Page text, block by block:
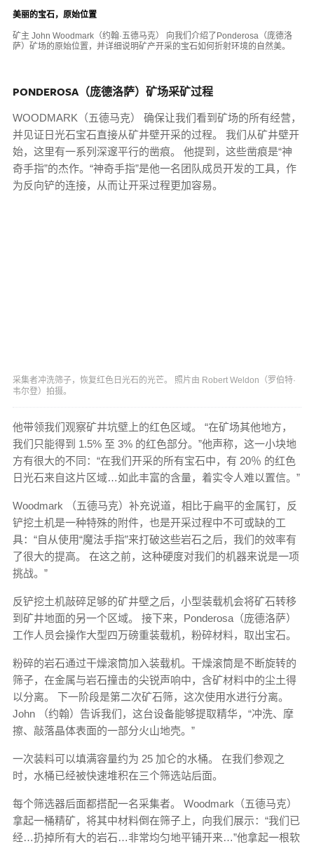
美丽的宝石，原始位置
矿主 John Woodmark（约翰·五德马克） 向我们介绍了Ponderosa（庞德洛
萨）矿场的原始位置，并详细说明矿产开采的宝石如何折射环境的自然美。
PONDEROSA（庞德洛萨）矿场采矿过程
WOODMARK（五德马克） 确保让我们看到矿场的所有经营，
并见证日光石宝石直接从矿井壁开采的过程。 我们从矿井壁开
始，这里有一系列深邃平行的凿痕。 他提到，这些凿痕是“神
奇手指”的杰作。“神奇手指”是他一名团队成员开发的工具，作
为反向铲的连接，从而让开采过程更加容易。
采集者冲洗筛子，恢复红色日光石的光芒。 照片由 Robert Weldon（罗伯特·
韦尔登）拍摄。
他带领我们观察矿井坑壁上的红色区域。 “在矿场其他地方，
我们只能得到 1.5% 至 3% 的红色部分。”他声称，这一小块地
方有很大的不同：“在我们开采的所有宝石中，有 20％ 的红色
日光石来自这片区域…如此丰富的含量，着实令人难以置信。”
Woodmark （五德马克）补充说道，相比于扁平的金属钉，反
铲挖土机是一种特殊的附件，也是开采过程中不可或缺的工
具：“自从使用“魔法手指”来打破这些岩石之后，我们的效率有
了很大的提高。 在这之前，这种硬度对我们的机器来说是一项
挑战。”
反铲挖土机敲碎足够的矿井壁之后，小型装载机会将矿石转移
到矿井地面的另一个区域。 接下来，Ponderosa（庞德洛萨）
工作人员会操作大型四万磅重装载机，粉碎材料，取出宝石。
粉碎的岩石通过干燥滚筒加入装载机。干燥滚筒是不断旋转的
筛子，在金属与岩石撞击的尖锐声响中，含矿材料中的尘土得
以分离。 下一阶段是第二次矿石筛，这次使用水进行分离。
John （约翰）告诉我们，这台设备能够提取精华，“冲洗、摩
擦、敲落晶体表面的一部分火山地壳。”
一次装料可以填满容量约为 25 加仑的水桶。 在我们参观之
时，水桶已经被快速堆积在三个筛选站后面。
每个筛选器后面都搭配一名采集者。 Woodmark（五德马克）
拿起一桶精矿，将其中材料倒在筛子上，向我们展示：“我们已
经…扔掉所有大的岩石…非常均匀地平铺开来…”他拿起一根软